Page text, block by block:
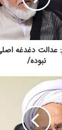
عدالت دغدغه
نبوده/